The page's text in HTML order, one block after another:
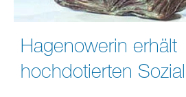
Hagenowerin erhält
hochdotierten